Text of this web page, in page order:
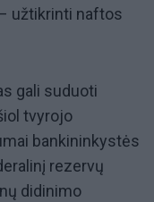
užtikrinti naftos
gali suduoti
tvyrojo
bankininkystės
rezervų
didinimo